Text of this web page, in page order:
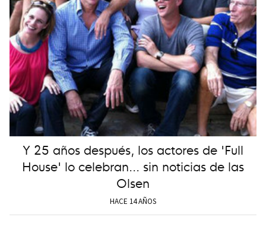
Y 25 años después, los actores de 'Full
House' lo celebran... sin noticias de las
Olsen
HACE 14 AÑOS